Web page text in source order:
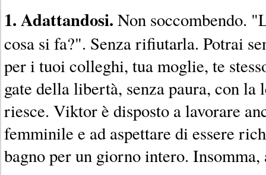
1. Adattandosi. Non soccombendo.
cosa si fa?". Senza rifiutarla. Potrai
per i tuoi colleghi, tua moglie, te
gate della libertà, senza paura, con la
riesce. Viktor è disposto a lavorare
femminile e ad aspettare di essere
bagno per un giorno intero. Insomma,